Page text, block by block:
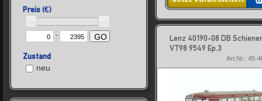
Preis (€)
- GO
Zustand
neu
Lenz 40190-08 DB
VT98 9549 Ep.3
Art.Nr.: 45-